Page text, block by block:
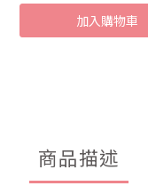
加入購物車
商品描述